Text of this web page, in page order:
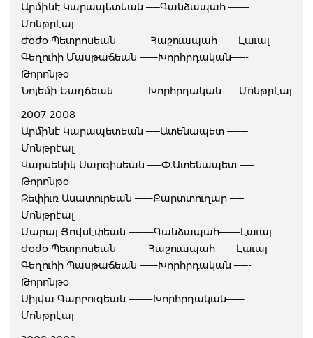
Արմինէ Կարապետեան ——Գանձապահ ———
Մոնթրէալ
Ժօժօ Պետրոսեան ————-Հաշուապահ ——–Լաւալ
Գեղուհի Մասթաճեան ——–Խորհրդական——-
Թորոնթօ
Նոյեմի Եաղճեան ————–Խորհրդական——-Մոնթրէալ
2007-2008
Արմինէ Կարապետեան ——Ատենապետ ———
Մոնթրէալ
Վարսենիկ Սարգիսեան ——Փ.Ատենապետ ——
Թորոնթօ
Զեփիւռ Ասատուրեան ——–Քարտտուղար ——
Մոնթրէալ
Մարալ Յովսէփեան ———–Գանձապահ———Լաւալ
Ժօժօ Պետրոսեան————–Հաշուապահ———Լաւալ
Գեղուհի Պասթաճեան ——–Խորհրդական ——-
Թորոնթօ
Սիլվա Գարբուզեան ———-Խորհրդական——–
Մոնթրէալ